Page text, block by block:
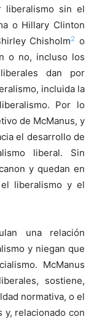
liberalismo sin el
o Hillary Clinton
Chisholm2 o
o no, incluso los
dan por
incluida la
Por lo
de McManus, y
el desarrollo de
liberal. Sin
y quedan en
liberalismo y el
una relación
y niegan que
McManus
sostiene,
normativa, o el
y, relacionado con